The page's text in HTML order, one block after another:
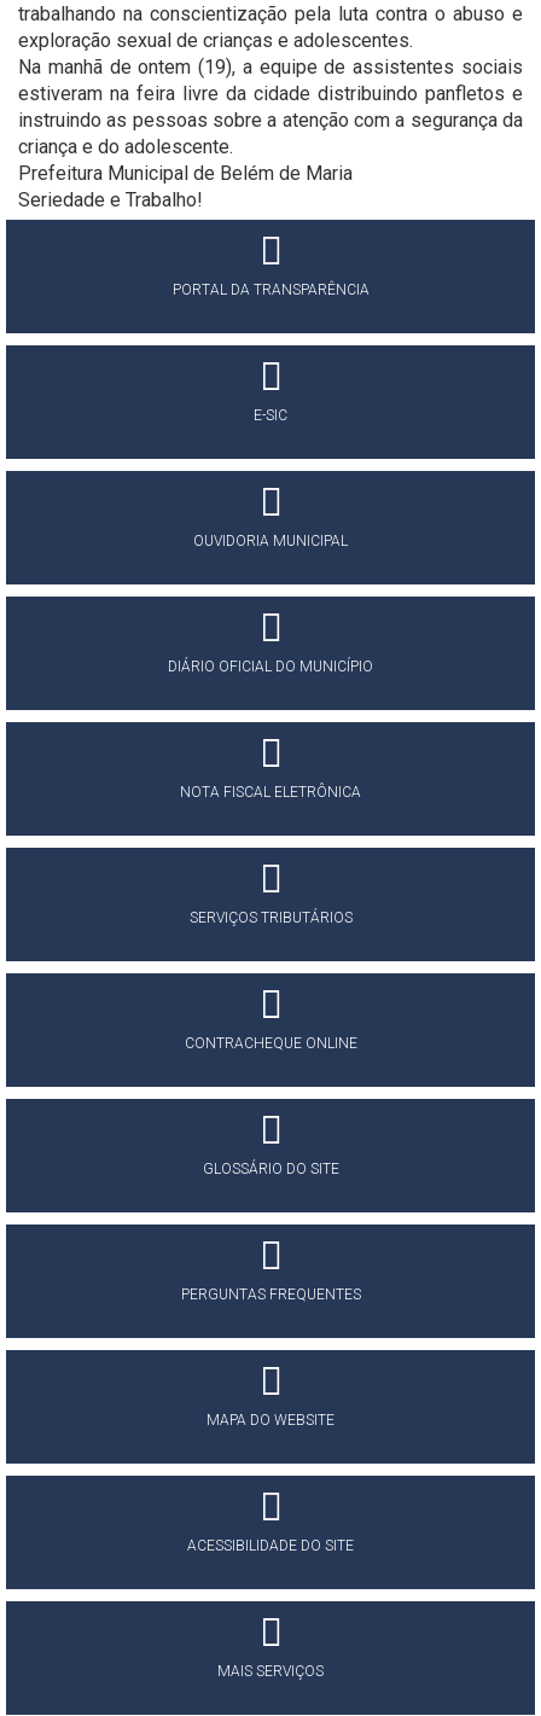
trabalhando na conscientização pela luta contra o abuso e
exploração sexual de crianças e adolescentes.
Na manhã de ontem (19), a equipe de assistentes sociais
estiveram na feira livre da cidade distribuindo panfletos e
instruindo as pessoas sobre a atenção com a segurança da
criança e do adolescente.
Prefeitura Municipal de Belém de Maria
Seriedade e Trabalho!
PORTAL DA TRANSPARÊNCIA
E-SIC
OUVIDORIA MUNICIPAL
DIÁRIO OFICIAL DO MUNICÍPIO
NOTA FISCAL ELETRÔNICA
SERVIÇOS TRIBUTÁRIOS
CONTRACHEQUE ONLINE
GLOSSÁRIO DO SITE
PERGUNTAS FREQUENTES
MAPA DO WEBSITE
ACESSIBILIDADE DO SITE
MAIS SERVIÇOS